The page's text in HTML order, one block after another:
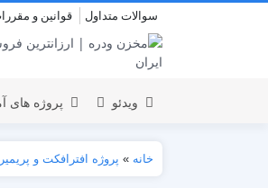
سوالات متداول قوانین و
ویدئو پروژه های
خانه » پروژه افترافکت و پریمیر